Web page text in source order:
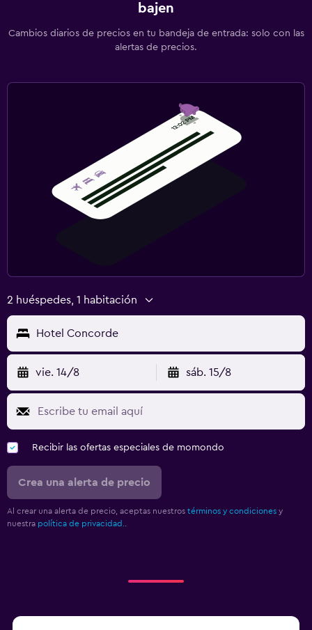
bajen
Cambios diarios de precios en tu bandeja de entrada: solo con las
alertas de precios.
2 huéspedes, 1 habitación
Hotel Concorde
vie. 14/8 sáb. 15/8
Recibir las ofertas especiales de momondo
Crea una alerta de precio
Al crear una alerta de precio, aceptas nuestros términos y condiciones y
nuestra política de privacidad.